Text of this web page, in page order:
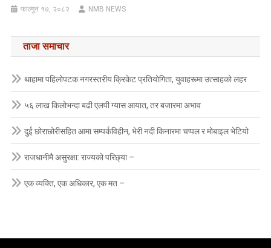
फाल्गुन १७, २०८२ NMB NEWS
ताजा समाचार
थाहामा पहिलोपटक नगरस्तरीय क्रिकेट प्रतियोगिता, युवाहरूमा उत्साहको लहर
५६ लाख किलोभन्दा बढी एलपी ग्यास आयात, तर बजारमा अभाव
दुई छोराछोरीसहित आमा सम्पर्कविहीन, भेरी नदी किनारमा चप्पल र मोबाइल भेटियो
राजधानीमै असुरक्षा: राज्यको परिछ्या –
एक व्यक्ति, एक अधिकार, एक मत –